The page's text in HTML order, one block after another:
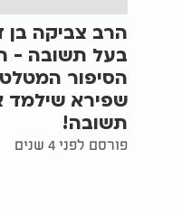
הרב צביקה בן
בעל תשובה -
הסיפור
שפירא שילמד
תשובה!
פורסם לפני 4 שנים